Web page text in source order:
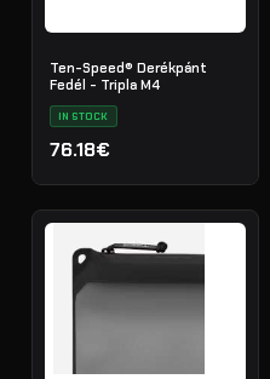
Ten-Speed® Derékpánt
Fedél - Tripla M4
IN STOCK
76.18€